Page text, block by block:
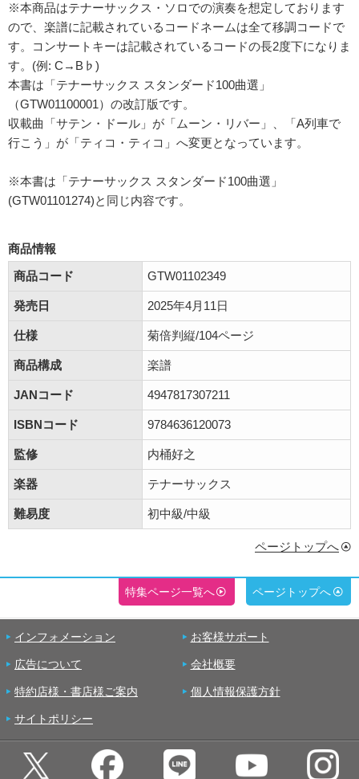
※本商品はテナーサックス・ソロでの演奏を想定しております
ので、楽譜に記載されているコードネームは全て移調コードで
す。コンサートキーは記載されているコードの長2度下になりま
す。(例: C→B♭)
本書は「テナーサックス スタンダード100曲選」
（GTW01100001）の改訂版です。
収載曲「サテン・ドール」が「ムーン・リバー」、「A列車で
行こう」が「ティコ・ティコ」へ変更となっています。
※本書は「テナーサックス スタンダード100曲選」
(GTW01101274)と同じ内容です。
商品情報
商品コード
GTW01102349
発売日 2025年4月11日
仕様 菊倍判縦/104ページ
商品構成 楽譜
JANコード 4947817307211
ISBNコード 9784636120073
監修 内桶好之
楽器 テナーサックス
難易度 初中級/中級
ページトップへ
特集ページ一覧へ ページトップへ
インフォメーション お客様サポート
広告について 会社概要
特約店様・書店様ご案内 個人情報保護方針
サイトポリシー